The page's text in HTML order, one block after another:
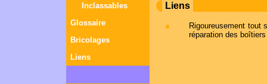
Inclassables
Glossaire
Bricolages
Liens
Liens
Rigoureusement tout
réparation des